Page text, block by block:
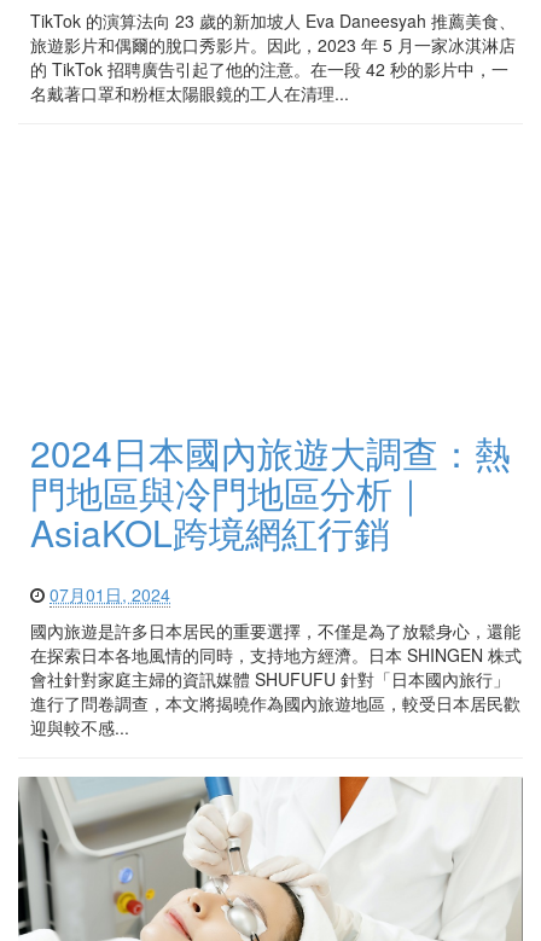
TikTok 的演算法向 23 歲的新加坡人 Eva Daneesyah 推薦美食、
旅遊影片和偶爾的脫口秀影片。因此，2023 年 5 月一家冰淇淋店
的 TikTok 招聘廣告引起了他的注意。在一段 42 秒的影片中，一
名戴著口罩和粉框太陽眼鏡的工人在清理...
2024日本國內旅遊大調查：熱
門地區與冷門地區分析｜
AsiaKOL跨境網紅行銷
07月01日, 2024
國內旅遊是許多日本居民的重要選擇，不僅是為了放鬆身心，還能
在探索日本各地風情的同時，支持地方經濟。日本 SHINGEN 株式
會社針對家庭主婦的資訊媒體 SHUFUFU 針對「日本國內旅行」
進行了問卷調查，本文將揭曉作為國內旅遊地區，較受日本居民歡
迎與較不感...